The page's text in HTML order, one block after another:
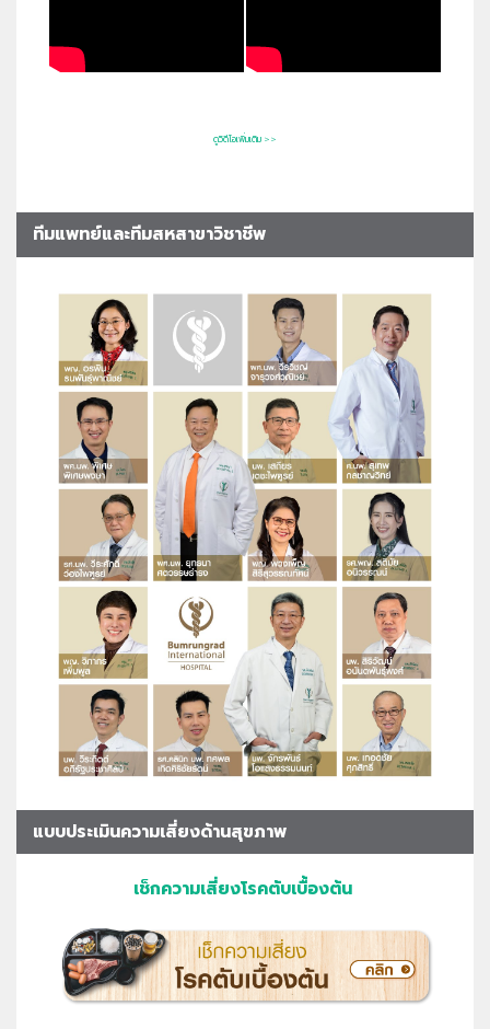
ดูวิดีโอเพิ่มเติม >>
ทีมแพทย์และทีมสหสาขาวิชาชีพ
แบบประเมินความเสี่ยงด้านสุขภาพ
เช็กความเสี่ยงโรคตับเบื้องต้น